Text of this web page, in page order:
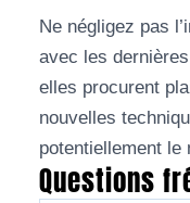
Ne négligez pas
avec les
elles procurent
nouvelles
potentiellement le
Questions